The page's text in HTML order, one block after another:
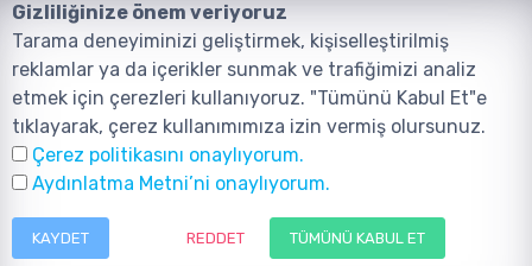
©2026, Tüm Hakları ANIL TELEKOMÜNİKASYON GÜVENLİK VE BİLİŞİM
SİSTEMLERİ SAN. TİC. LTD. ŞTİ. aittir.Design and Software:
Tasarım Yazılım ve Teknoloji
Gizliliğinize önem veriyoruz
Tarama deneyiminizi geliştirmek, kişiselleştirilmiş
reklamlar ya da içerikler sunmak ve trafiğimizi analiz
etmek için çerezleri kullanıyoruz. "Tümünü Kabul Et"e
tıklayarak, çerez kullanımımıza izin vermiş olursunuz.
Çerez politikasını onaylıyorum.
Aydınlatma Metni’ni onaylıyorum.
KAYDET REDDET TÜMÜNÜ KABUL ET